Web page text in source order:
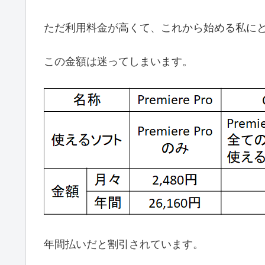
ただ利用料金が高くて、これから始める私に
この金額は迷ってしまいます。
年間払いだと割引されています。